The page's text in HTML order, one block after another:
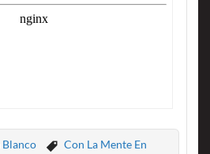
Blanco
Con La Mente En